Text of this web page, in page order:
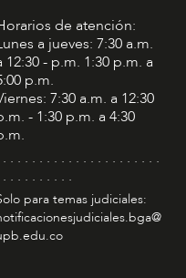
de atención:
a jueves: 7:30 a.m.
12:30 - p.m. 1:30 p.m. a
p.m.
7:30 a.m. a 12:30
- 1:30 p.m. a 4:30
. . . . . . . . . . . . . . . . . . . . . .
. . . . . . . . . .
para temas judiciales: